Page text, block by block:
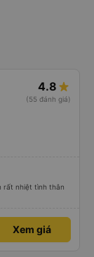
4.8
(55 đánh giá)
rất nhiệt tình thân
Xem giá